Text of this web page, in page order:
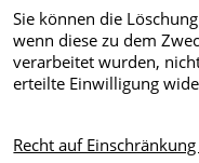
Sie können die
wenn diese zu dem
verarbeitet wurden,
erteilte Einwilligung
Recht auf